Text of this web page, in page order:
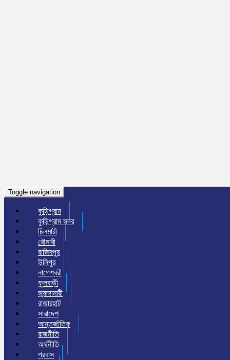
Toggle navigation
কুড়িগ্রাম
কুড়িগ্রাম সদর
চিলমারী
রৌমারী
রাজিবপুর
উলিপুর
নাগেশ্বরী
ফুলবাড়ী
ভুরুঙ্গামারী
রাজারহাট
সারাদেশ
আন্তর্জাতিক
রাজনীতি
অর্থনীতি
প্রবাস